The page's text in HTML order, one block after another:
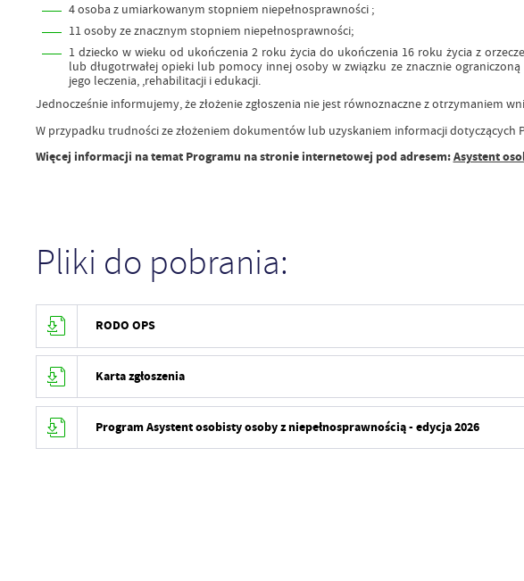
4 osoba z umiarkowanym stopniem niepełnosprawności ;
11 osoby ze znacznym stopniem niepełnosprawności;
1 dziecko w wieku od ukończenia 2 roku życia do ukończenia 16 roku życia z
lub długotrwałej opieki lub pomocy innej osoby w związku ze znacznie
jego leczenia, ,rehabilitacji i edukacji.
Jednocześnie informujemy, że złożenie zgłoszenia nie jest równoznaczne z otrzymaniem
W przypadku trudności ze złożeniem dokumentów lub uzyskaniem informacji
Więcej informacji na temat Programu na stronie internetowej pod adresem:Asystent
Pliki do pobrania:
RODO OPS
Karta zgłoszenia
Program Asystent osobisty osoby z niepełnosprawnością - edycja 2026